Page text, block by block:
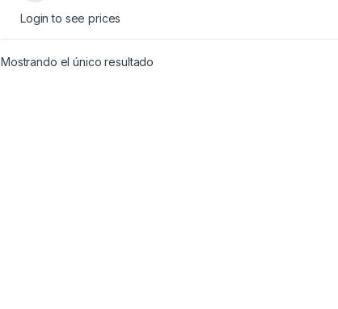
Login to see prices
Mostrando el único resultado